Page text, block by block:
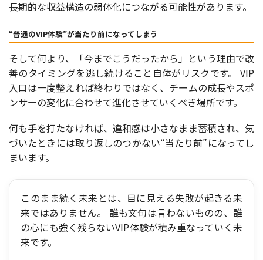
長期的な収益構造の弱体化につながる可能性があります。
“普通のVIP体験”が当たり前になってしまう
そして何より、「今までこうだったから」という理由で改
善のタイミングを逃し続けること自体がリスクです。 VIP
入口は一度整えれば終わりではなく、チームの成長やスポ
ンサーの変化に合わせて進化させていくべき場所です。
何も手を打たなければ、違和感は小さなまま蓄積され、気
づいたときには取り返しのつかない“当たり前”になってし
まいます。
このまま続く未来とは、目に見える失敗が起きる未
来ではありません。 誰も文句は言わないものの、誰
の心にも強く残らないVIP体験が積み重なっていく未
来です。